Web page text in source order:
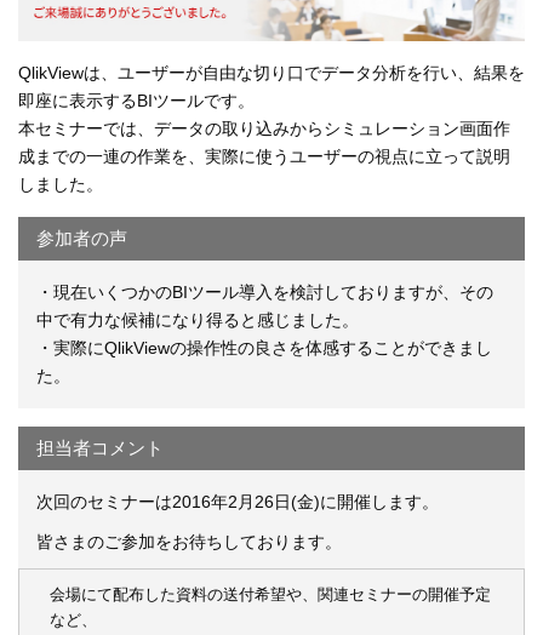
QlikViewは、ユーザーが自由な切り口でデータ分析を行い、結果を
即座に表示するBIツールです。
本セミナーでは、データの取り込みからシミュレーション画面作
成までの一連の作業を、実際に使うユーザーの視点に立って説明
しました。
参加者の声
・現在いくつかのBIツール導入を検討しておりますが、その
中で有力な候補になり得ると感じました。
・実際にQlikViewの操作性の良さを体感することができまし
た。
担当者コメント
次回のセミナーは2016年2月26日(金)に開催します。
皆さまのご参加をお待ちしております。
会場にて配布した資料の送付希望や、関連セミナーの開催予定
など、